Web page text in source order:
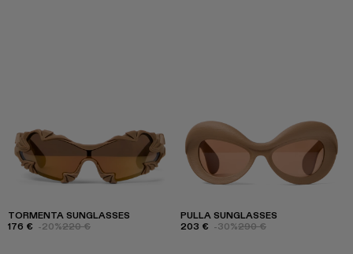
TORMENTA SUNGLASSES
176 € -20%220 €
PULLA SUNGLASSES
203 € -30%290 €